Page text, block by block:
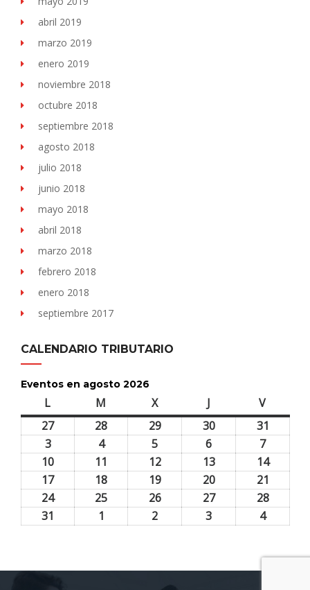
abril 2019
marzo 2019
enero 2019
noviembre 2018
octubre 2018
septiembre 2018
agosto 2018
julio 2018
junio 2018
mayo 2018
abril 2018
marzo 2018
febrero 2018
enero 2018
septiembre 2017
CALENDARIO TRIBUTARIO
Eventos en agosto 2026
L M Xmiércoles J Vviernes
2727
28 2929
2026
3030
2026
31
2026
33
agosto,
2026
44
agosto,
2026
5
agosto,
2026
6
agosto,
2026
77
agosto,
2026
10
agosto,
2026
11 1212
agosto,
2026
1313
agosto,
2026
1414
2026
1717
agosto,
18 1919
agosto,
2020
agosto,
21
agosto,
2424
25 2626
2727
2828
31 1 2 3 44